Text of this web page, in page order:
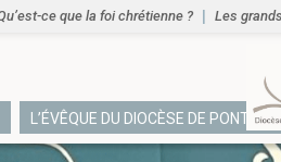
ce que la foi chrétienne ? Les
L’ÉVÊQUE DU DIOCÈSE DE PONTOISE